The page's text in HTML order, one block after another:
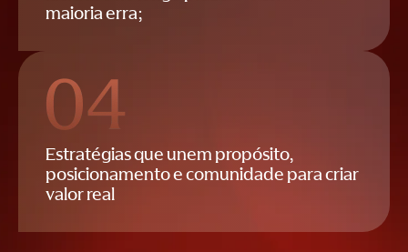
maioria erra;
Estratégias que unem propósito,
posicionamento e comunidade para criar
valor real